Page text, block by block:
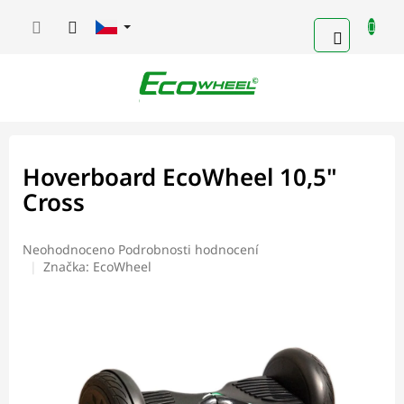
KOŠÍK
Hoverboard EcoWheel 10,5"
Cross
Průměrné
hodnocení
Neohodnoceno Podrobnosti hodnocení
Značka: EcoWheel